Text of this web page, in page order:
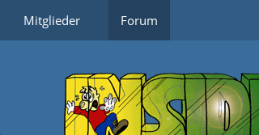
Mitglieder Forum